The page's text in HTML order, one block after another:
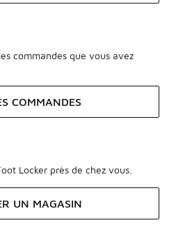
commandes que vous avez
COMMANDES
Locker près de chez vous.
UN MAGASIN